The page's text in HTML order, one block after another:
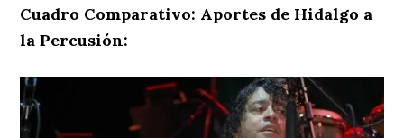
Cuadro Comparativo: Aportes de Hidalgo a
la Percusión: